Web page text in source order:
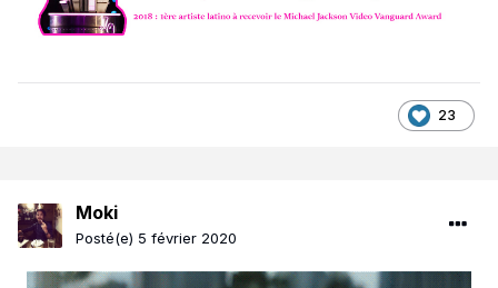
23
Moki
Posté(e) 5 février 2020